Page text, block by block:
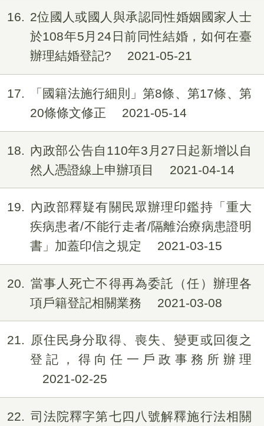
16
2位國人或國人與承認同性婚姻國家人士
於108年5月24日前同性結婚，如何在臺
辦理結婚登記?
2021-05-21
17
「國籍法施行細則」第8條、第17條、第
20條條文修正
2021-05-14
18
內政部公告自110年3月27日起新增以自
然人憑證線上申辦項目
2021-04-14
19
內政部釋疑有關民眾辦理印鑑持「重大
疾病患者/不能行走者/隔離治療病患證明
書」加蓋印信之規定
2021-03-15
20
當事人死亡不得再為委託（任）辦理各
項戶籍登記相關業務
2021-03-08
21
原住民身分取得、喪失、變更或回復之
登記，得向任一戶政事務所辦理
2021-02-25
22 司法院釋字第七四八號解釋施行法相關